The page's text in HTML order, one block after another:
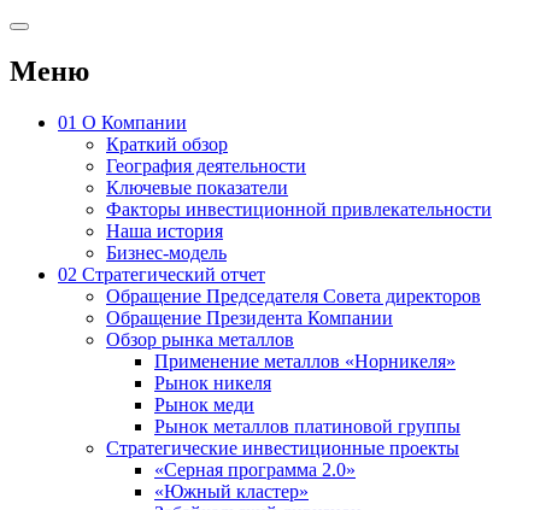
Меню
01 О Компании
Краткий обзор
География деятельности
Ключевые показатели
Факторы инвестиционной привлекательности
Наша история
Бизнес-модель
02 Стратегический отчет
Обращение Председателя Совета директоров
Обращение Президента Компании
Обзор рынка металлов
Применение металлов «Норникеля»
Рынок никеля
Рынок меди
Рынок металлов платиновой группы
Стратегические инвестиционные проекты
«Серная программа 2.0»
«Южный кластер»